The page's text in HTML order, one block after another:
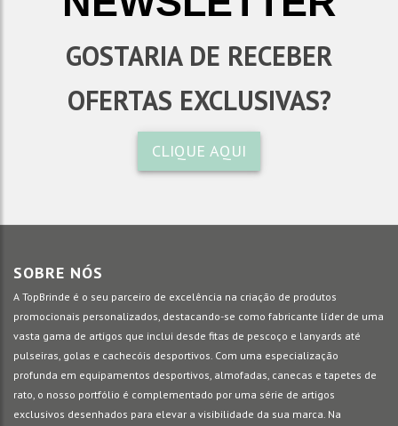
GOSTARIA DE RECEBER
OFERTAS EXCLUSIVAS?
CLIQUE AQUI
SOBRE NÓS
A TopBrinde é o seu parceiro de excelência na criação de produtos
promocionais personalizados, destacando-se como fabricante líder de uma
vasta gama de artigos que inclui desde fitas de pescoço e lanyards até
pulseiras, golas e cachecóis desportivos. Com uma especialização
profunda em equipamentos desportivos, almofadas, canecas e tapetes de
rato, o nosso portfólio é complementado por uma série de artigos
exclusivos desenhados para elevar a visibilidade da sua marca. Na